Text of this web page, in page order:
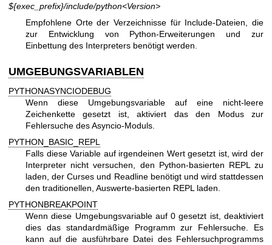
${exec_prefix}/include/python<Version>
Empfohlene Orte der Verzeichnisse für Include-Dateien, die
zur Entwicklung von Python-Erweiterungen und zur
Einbettung des Interpreters benötigt werden.
UMGEBUNGSVARIABLEN
PYTHONASYNCIODEBUG
Wenn diese Umgebungsvariable auf eine nicht-leere
Zeichenkette gesetzt ist, aktiviert das den Modus zur
Fehlersuche des Asyncio-Moduls.
PYTHON_BASIC_REPL
Falls diese Variable auf irgendeinen Wert gesetzt ist, wird der
Interpreter nicht versuchen, den Python-basierten REPL zu
laden, der Curses und Readline benötigt und wird stattdessen
den traditionellen, Auswerte-basierten REPL laden.
PYTHONBREAKPOINT
Wenn diese Umgebungsvariable auf 0 gesetzt ist, deaktiviert
dies das standardmäßige Programm zur Fehlersuche. Es
kann auf die ausführbare Datei des Fehlersuchprogramms